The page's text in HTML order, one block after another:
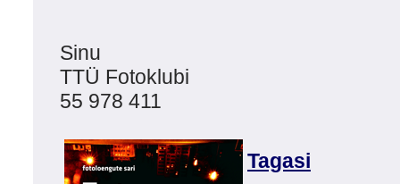
Sinu
TTÜ Fotoklubi
55 978 411
Tagasi